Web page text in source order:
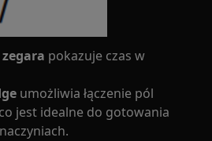
pokazuje czas w
umożliwia łączenie pól
jest idealne do gotowania